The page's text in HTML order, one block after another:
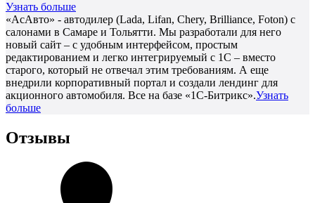
Узнать больше
«АсАвто» - автодилер (Lada, Lifan, Chery, Brilliance, Foton) с
салонами в Самаре и Тольятти. Мы разработали для него
новый сайт – с удобным интерфейсом, простым
редактированием и легко интегрируемый с 1С – вместо
старого, который не отвечал этим требованиям. А еще
внедрили корпоративный портал и создали лендинг для
акционного автомобиля. Все на базе «1С-Битрикс».Узнать
больше
Отзывы